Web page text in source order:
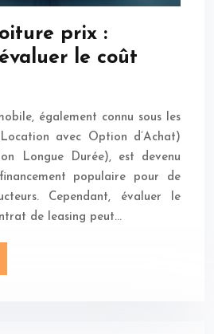
prix :
le coût
également connu sous les
avec Option d’Achat)
Longue Durée), est devenu
populaire pour de
Cependant, évaluer le
de leasing peut…